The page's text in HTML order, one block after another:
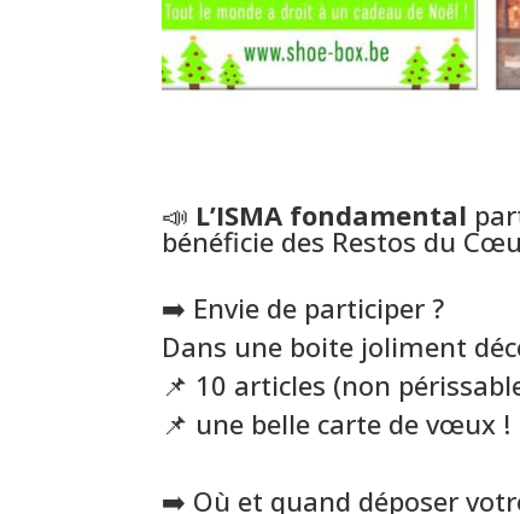
📣 L’ISMA fondamental
bénéficie des Restos du
➡️ Envie de participer ?
Dans une boite joliment
📌 10 articles (non
📌 une belle carte de vœux !
➡️ Où et quand déposer